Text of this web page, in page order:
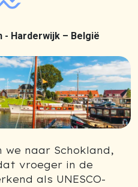
- Harderwijk – België
naar Schokland,
vroeger in de
als UNESCO-